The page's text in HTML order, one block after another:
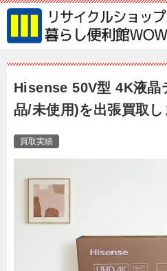
Hisense 50V型 4K液晶
品/未使用)を出張買取
買取実績